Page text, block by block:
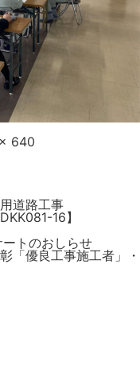
640
道路工事
16】
トのおしらせ
「優良工事施工者」・